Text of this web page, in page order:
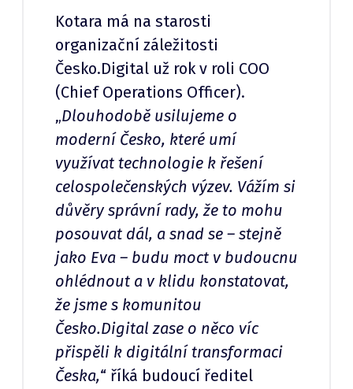
Kotara má na starosti
organizační záležitosti
Česko.Digital už rok v roli COO
(Chief Operations Officer).
„Dlouhodobě usilujeme o
moderní Česko, které umí
využívat technologie k řešení
celospolečenských výzev. Vážím si
důvěry správní rady, že to mohu
posouvat dál, a snad se – stejně
jako Eva – budu moct v budoucnu
ohlédnout a v klidu konstatovat,
že jsme s komunitou
Česko.Digital zase o něco víc
přispěli k digitální transformaci
Česka,“ říká budoucí ředitel